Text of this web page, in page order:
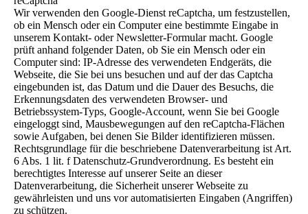
Wir verwenden den Google-Dienst reCaptcha, um festzustellen,
ob ein Mensch oder ein Computer eine bestimmte Eingabe in
unserem Kontakt- oder Newsletter-Formular macht. Google
prüft anhand folgender Daten, ob Sie ein Mensch oder ein
Computer sind: IP-Adresse des verwendeten Endgeräts, die
Webseite, die Sie bei uns besuchen und auf der das Captcha
eingebunden ist, das Datum und die Dauer des Besuchs, die
Erkennungsdaten des verwendeten Browser- und
Betriebssystem-Typs, Google-Account, wenn Sie bei Google
eingeloggt sind, Mausbewegungen auf den reCaptcha-Flächen
sowie Aufgaben, bei denen Sie Bilder identifizieren müssen.
Rechtsgrundlage für die beschriebene Datenverarbeitung ist Art.
6 Abs. 1 lit. f Datenschutz-Grundverordnung. Es besteht ein
berechtigtes Interesse auf unserer Seite an dieser
Datenverarbeitung, die Sicherheit unserer Webseite zu
gewährleisten und uns vor automatisierten Eingaben (Angriffen)
zu schützen.